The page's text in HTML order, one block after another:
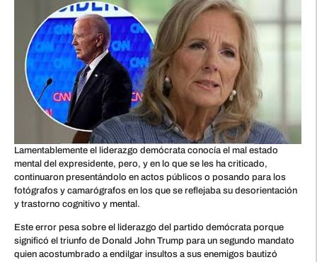
Lamentablemente el liderazgo demócrata conocía el mal estado
mental del expresidente, pero, y en lo que se les ha criticado,
continuaron presentándolo en actos públicos o posando para los
fotógrafos y camarógrafos en los que se reflejaba su desorientación
y trastorno cognitivo y mental.
Este error pesa sobre el liderazgo del partido demócrata porque
significó el triunfo de Donald John Trump para un segundo mandato
quien acostumbrado a endilgar insultos a sus enemigos bautizó